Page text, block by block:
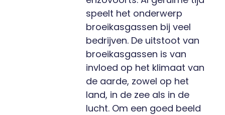
speelt het onderwerp
broeikasgassen bij veel
bedrijven. De uitstoot van
broeikasgassen is van
invloed op het klimaat van
de aarde, zowel op het
land, in de zee als in de
lucht. Om een goed beeld